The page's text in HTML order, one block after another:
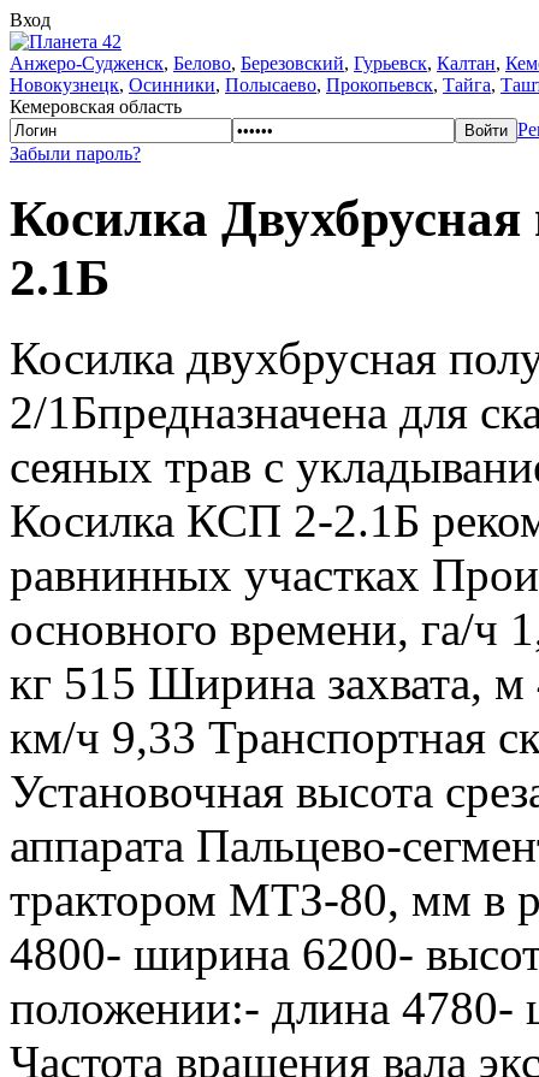
Вход
Анжеро-Судженск, Белово, Березовский, Гурьевск, Калтан,
Новокузнецк, Осинники, Полысаево, Прокопьевск, Тайга,
Кемеровская область
Забыли пароль?
Косилка
2.1Б
Косилка двухбрусная
2/1Бпредназначена для
сеяных трав с
Косилка КСП 2-2.1Б
равнинных участках
основного времени, га/ч
кг 515 Ширина захвата, м
км/ч 9,33 Транспортная
Установочная высота
аппарата Пальцево-
трактором МТЗ-80, мм в
4800- ширина 6200-
положении:- длина 4780-
Частота вращения вала